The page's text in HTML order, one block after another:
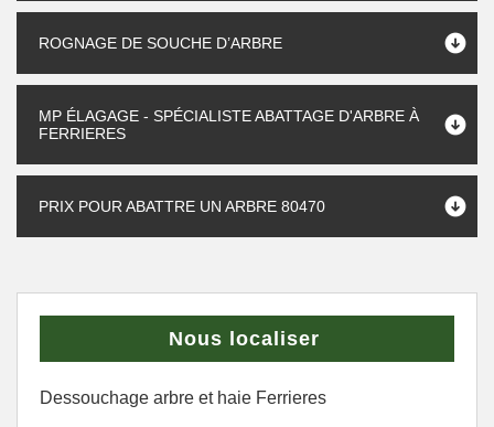
ROGNAGE DE SOUCHE D’ARBRE
MP ÉLAGAGE - SPÉCIALISTE ABATTAGE D'ARBRE À
FERRIERES
PRIX POUR ABATTRE UN ARBRE 80470
Nous localiser
Dessouchage arbre et haie Ferrieres